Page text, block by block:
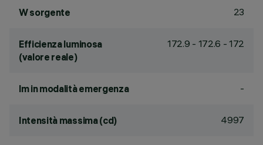
W sorgente 23
Efficienza luminosa
(valore reale)
172.9 - 172.6 - 172
lm in modalità emergenza -
Intensità massima (cd) 4997